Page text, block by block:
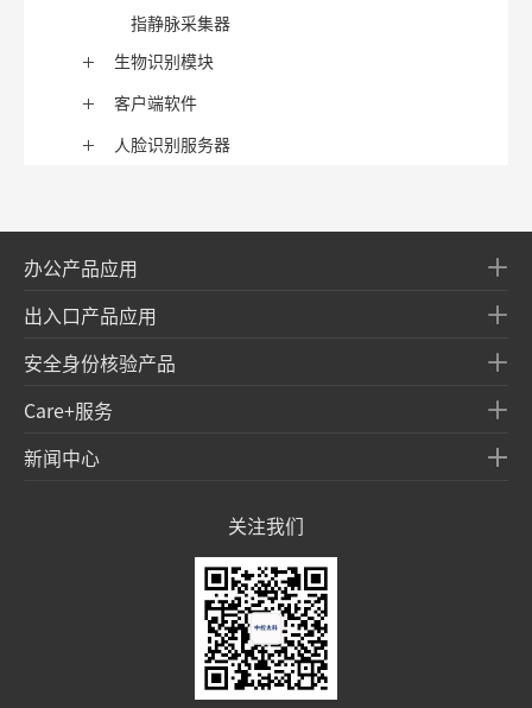
指静脉采集器
生物识别模块
客户端软件
人脸识别服务器
办公产品应用
出入口产品应用
安全身份核验产品
Care+服务
新闻中心
关注我们